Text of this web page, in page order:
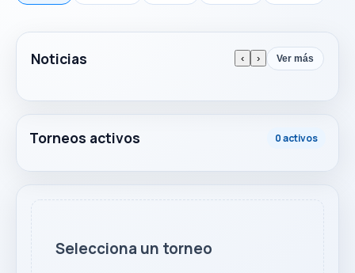
Noticias ‹ › Ver más
Torneos activos 0 activos
Selecciona un torneo